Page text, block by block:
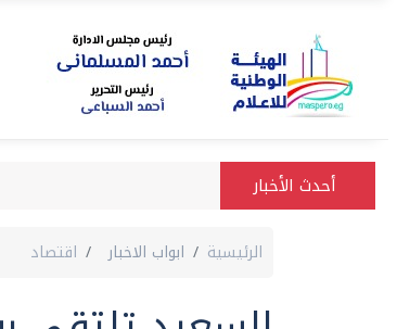
أحدث الأخبار
الرئيسية ابواب الاخبار اقتصاد